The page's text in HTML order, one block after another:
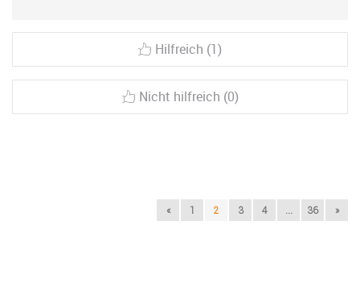
Hilfreich (1)
Nicht hilfreich (0)
« 1 2 3 4 ... 36 »